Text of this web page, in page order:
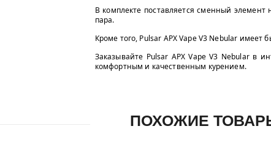
В комплекте поставляется сменный
пара.
Кроме того, Pulsar APX Vape V3 Nebular
Заказывайте Pulsar APX Vape V3 Nebular в
комфортным и качественным курением.
ПОХОЖИЕ